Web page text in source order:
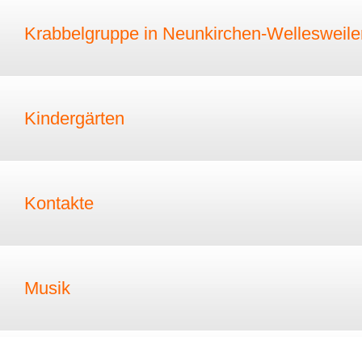
Krabbelgruppe in Neunkirchen-
Kindergärten
Kontakte
Musik